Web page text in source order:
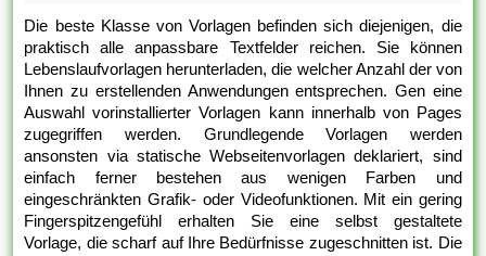
Die beste Klasse von Vorlagen befinden sich diejenigen, die
praktisch alle anpassbare Textfelder reichen. Sie können
Lebenslaufvorlagen herunterladen, die welcher Anzahl der von
Ihnen zu erstellenden Anwendungen entsprechen. Gen eine
Auswahl vorinstallierter Vorlagen kann innerhalb von Pages
zugegriffen werden. Grundlegende Vorlagen werden
ansonsten via statische Webseitenvorlagen deklariert, sind
einfach ferner bestehen aus wenigen Farben und
eingeschränkten Grafik- oder Videofunktionen. Mit ein gering
Fingerspitzengefühl erhalten Sie eine selbst gestaltete
Vorlage, die scharf auf Ihre Bedürfnisse zugeschnitten ist. Die